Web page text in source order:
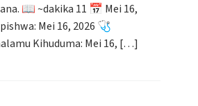
📖 ~dakika 11 📅 Mei 16,
Mei 16, 2026 🩺
Kihuduma: Mei 16, […]